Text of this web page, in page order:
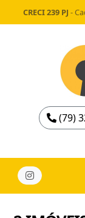
CRECI 239 PJ -
(79)